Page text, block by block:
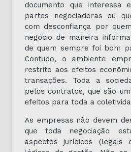
documento que interessa
partes negociadoras ou
com desconfiança por
negócio de maneira
de quem sempre foi bom
Contudo, o ambiente
restrito aos efeitos
transações. Toda a
pelos contratos, que são
efeitos para toda a
As empresas não devem
que toda negociação
aspectos jurídicos (legais